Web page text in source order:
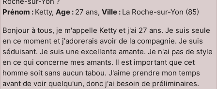
Prénom : Ketty, Age : 27 ans, Ville : La Roche-sur-Yon (85)
Bonjour à tous, je m'appelle Ketty et j'ai 27 ans. Je suis seule
en ce moment et j'adorerais avoir de la compagnie. Je suis
séduisant. Je suis une excellente amante. Je n'ai pas de style
en ce qui concerne mes amants. Il est important que cet
homme soit sans aucun tabou. J'aime prendre mon temps
avant de voir quelqu'un, donc j'ai besoin de préliminaires.